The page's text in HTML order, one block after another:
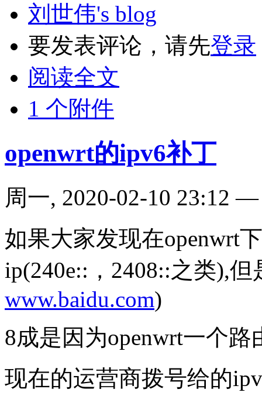
刘世伟's blog
要发表评论，请先登录
阅读全文
1 个附件
openwrt的ipv6补丁
周一, 2020-02-10 23:12
如果大家发现在openwrt
ip(240e::，2408::之类),
www.baidu.com)
8成是因为openwrt一个路
现在的运营商拨号给的